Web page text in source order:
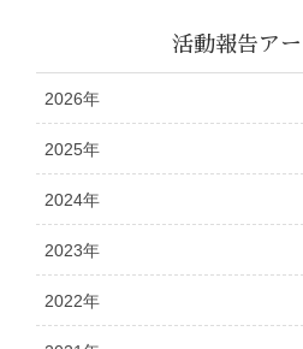
活動報告ア
2026年
2025年
2024年
2023年
2022年